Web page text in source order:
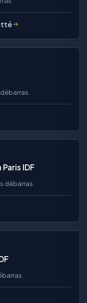
IDF
débarras.